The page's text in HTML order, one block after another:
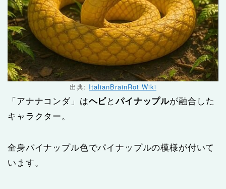
出典: ItalianBrainRot Wiki
「アナナコンダ」はヘビとパイナップルが融合した
キャラクター。
全身パイナップル色でパイナップルの模様が付いて
います。